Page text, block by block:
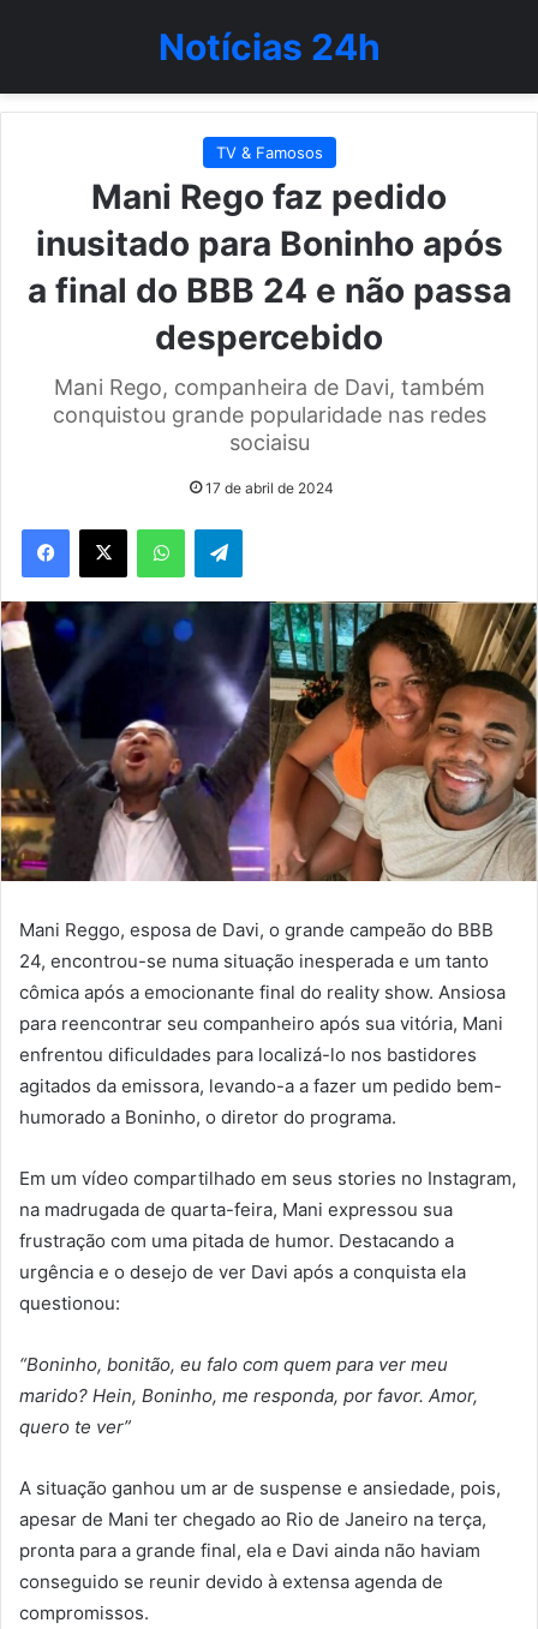
Notícias 24h
TV & Famosos
Mani Rego faz pedido
inusitado para Boninho após
a final do BBB 24 e não passa
despercebido
Mani Rego, companheira de Davi, também
conquistou grande popularidade nas redes
sociaisu
17 de abril de 2024
WhatsAppTelegram
Mani Reggo, esposa de Davi, o grande campeão do BBB
24, encontrou-se numa situação inesperada e um tanto
cômica após a emocionante final do reality show. Ansiosa
para reencontrar seu companheiro após sua vitória, Mani
enfrentou dificuldades para localizá-lo nos bastidores
agitados da emissora, levando-a a fazer um pedido bem-
humorado a Boninho, o diretor do programa.
Em um vídeo compartilhado em seus stories no Instagram,
na madrugada de quarta-feira, Mani expressou sua
frustração com uma pitada de humor. Destacando a
urgência e o desejo de ver Davi após a conquista ela
questionou:
“Boninho, bonitão, eu falo com quem para ver meu
marido? Hein, Boninho, me responda, por favor. Amor,
quero te ver”
A situação ganhou um ar de suspense e ansiedade, pois,
apesar de Mani ter chegado ao Rio de Janeiro na terça,
pronta para a grande final, ela e Davi ainda não haviam
conseguido se reunir devido à extensa agenda de
compromissos.